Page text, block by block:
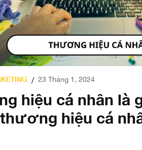
/ 23 Tháng 1, 2024
hiệu cá nhân là
hiệu cá